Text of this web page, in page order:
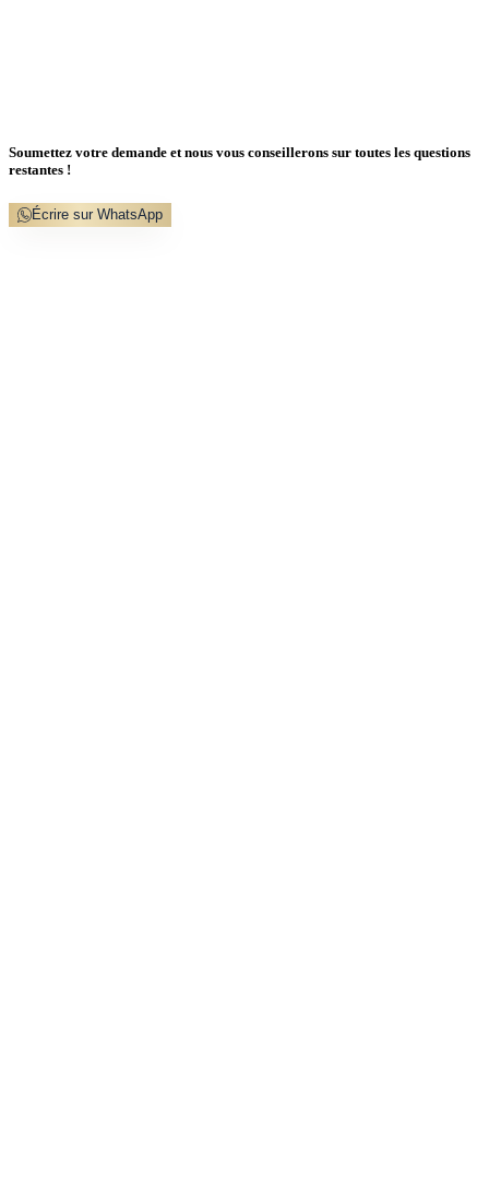
Soumettez votre demande et nous vous conseillerons sur toutes les questions
restantes !
Écrire sur WhatsApp